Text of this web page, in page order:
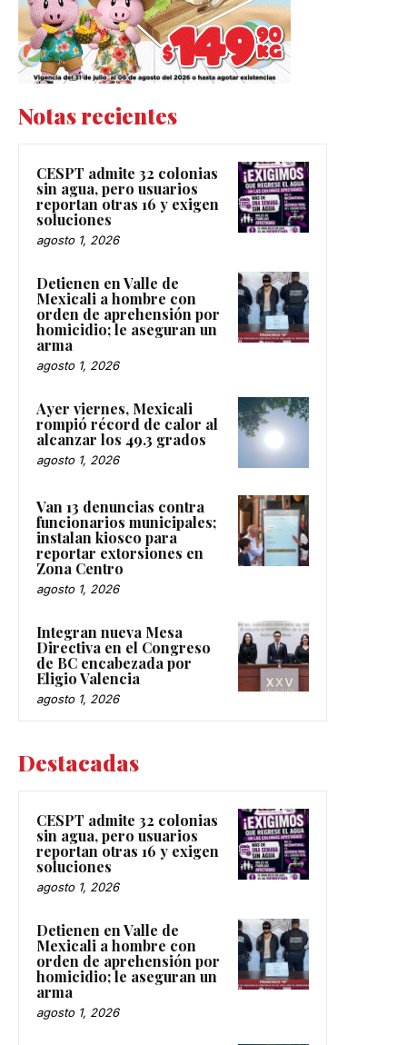
Notas recientes
CESPT admite 32 colonias
sin agua, pero usuarios
reportan otras 16 y exigen
soluciones
agosto 1, 2026
Detienen en Valle de
Mexicali a hombre con
orden de aprehensión por
homicidio; le aseguran un
arma
agosto 1, 2026
Ayer viernes, Mexicali
rompió récord de calor al
alcanzar los 49.3 grados
agosto 1, 2026
Van 13 denuncias contra
funcionarios municipales;
instalan kiosco para
reportar extorsiones en
Zona Centro
agosto 1, 2026
Integran nueva Mesa
Directiva en el Congreso
de BC encabezada por
Eligio Valencia
agosto 1, 2026
Destacadas
CESPT admite 32 colonias
sin agua, pero usuarios
reportan otras 16 y exigen
soluciones
agosto 1, 2026
Detienen en Valle de
Mexicali a hombre con
orden de aprehensión por
homicidio; le aseguran un
arma
agosto 1, 2026